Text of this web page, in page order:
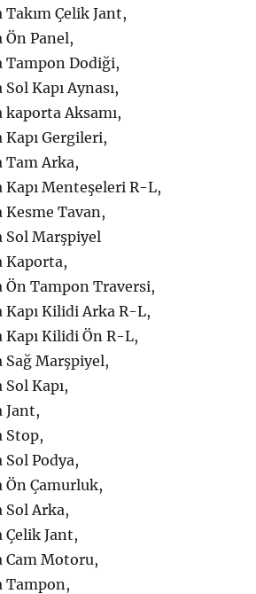
Takım Çelik Jant,
Ön Panel,
Tampon Dodiği,
Kapı Aynası,
kaporta Aksamı,
Kapı Gergileri,
Tam Arka,
Kapı Menteşeleri R-L,
Kesme Tavan,
Sol Marşpiyel
Kaporta,
Ön Tampon Traversi,
Kapı Kilidi Arka R-L,
Kapı Kilidi Ön R-L,
Sağ Marşpiyel,
Sol Kapı,
Jant,
Stop,
Sol Podya,
Ön Çamurluk,
Sol Arka,
Çelik Jant,
Cam Motoru,
Tampon,